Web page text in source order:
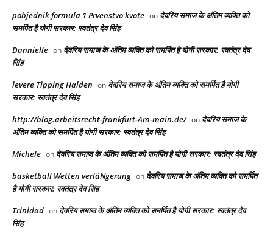
pobjednik formula 1 Prvenstvo kvote on देवरिय समाज के अंतिम व्यक्ति को
समर्पित है योगी सरकार: स्वतंत्र देव सिंह
Dannielle on देवरिय समाज के अंतिम व्यक्ति को समर्पित है योगी सरकार: स्वतंत्र देव
सिंह
levere Tipping Halden on देवरिय समाज के अंतिम व्यक्ति को समर्पित है योगी
सरकार: स्वतंत्र देव सिंह
http://blog.arbeitsrecht-frankfurt-Am-main.de/ on देवरिय समाज के
अंतिम व्यक्ति को समर्पित है योगी सरकार: स्वतंत्र देव सिंह
Michele on देवरिय समाज के अंतिम व्यक्ति को समर्पित है योगी सरकार: स्वतंत्र देव सिंह
basketball Wetten verläNgerung on देवरिय समाज के अंतिम व्यक्ति को समर्पित
है योगी सरकार: स्वतंत्र देव सिंह
Trinidad on देवरिय समाज के अंतिम व्यक्ति को समर्पित है योगी सरकार: स्वतंत्र देव
सिंह